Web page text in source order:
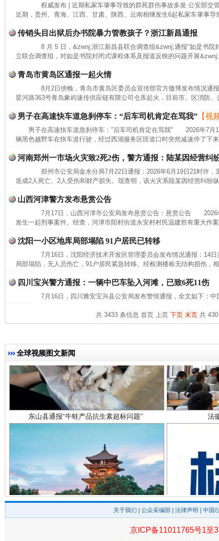
权威发布 | 近期私家车肇事导致的群死群伤事故多发 公安部
近期，贵州、青海、江西、甘肃、陕西、云南相继发生6起私家车肇事导
传销头目出狱后办书院暴力管教孩子？浙江新昌通报
8 月 5 日，&zwnj;浙江新昌县联合调查组&zwnj;通报"如是书院
立联合调查组，对如是书院封闭式课程体系及报道反映的问题开展
青岛市黄岛区通报一起火情
8月2日傍晚，青岛市黄岛区委员会宣传部官方微博发布情况
星河路363号青岛象屿速传供应链有限公司仓库起火，目前市、区消防
男子在高速快车道急刹停车：“后车司机肯定在骂我” 【视
男子在高速快车道急刹停车："后车司机肯定在骂我" 2026年7月
辆黑色越野车在快车道行驶，经过西湖服务区匝道口时突然减速停了下
河南郑州一市场火灾致2死2伤，警方通报：陆某因经营纠
郑州市公安局金水分局7月22日通报：2026年6月19日21时许，
造成2人死亡、2人受伤和财产损失。现查明，该火灾系陆某因经营纠纷
山西河津警方发布悬赏公告
7月17日，山西河津市公安局发布悬赏公告：悬赏公告 2026
发生一起刑事案件。经查，河津市阳村街道永安村村民温建胜有重大
沈阳一小区地库局部塌陷 91户居民已转移
7月16日，沈阳经济技术开发区管理委员会发布情况通报：14日
局部塌陷，无人员伤亡，91户居民紧急转移。经检测楼栋无结构损伤，
四川宝兴警方通报：一辆中巴车坠入河滩，已致6死11伤
7月16日，四川雅安宝兴县公安局发布警情通报，全文如下：中
共 3433 条信息 首页 上页 下页 末页共 430
全球视频图文新闻
完善运行机制助力责任有效落实
东山县通报“牛蛙产品抗生素超标问题” 法
千年窑火 生生不息 一
关于我们 公众采编部 法律声明 | 中国
京ICP备11011765号1至